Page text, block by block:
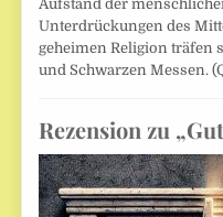
Aufstand der
Unterdrückungen des
geheimen Religion träfen
und Schwarzen Messen.
Rezension zu